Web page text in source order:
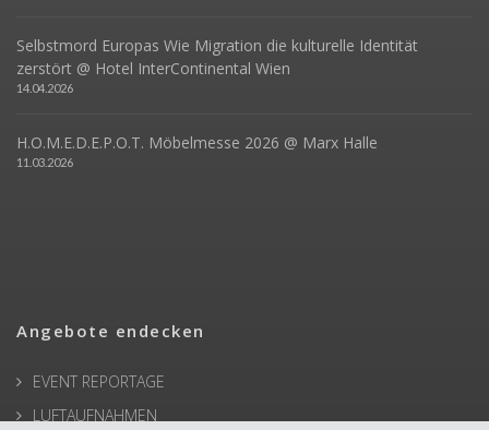
Selbstmord Europas Wie Migration die kulturelle Identität
zerstört @ Hotel InterContinental Wien
14.04.2026
H.O.M.E.D.E.P.O.T. Möbelmesse 2026 @ Marx Halle
11.03.2026
Angebote endecken
EVENT REPORTAGE
LUFTAUFNAHMEN